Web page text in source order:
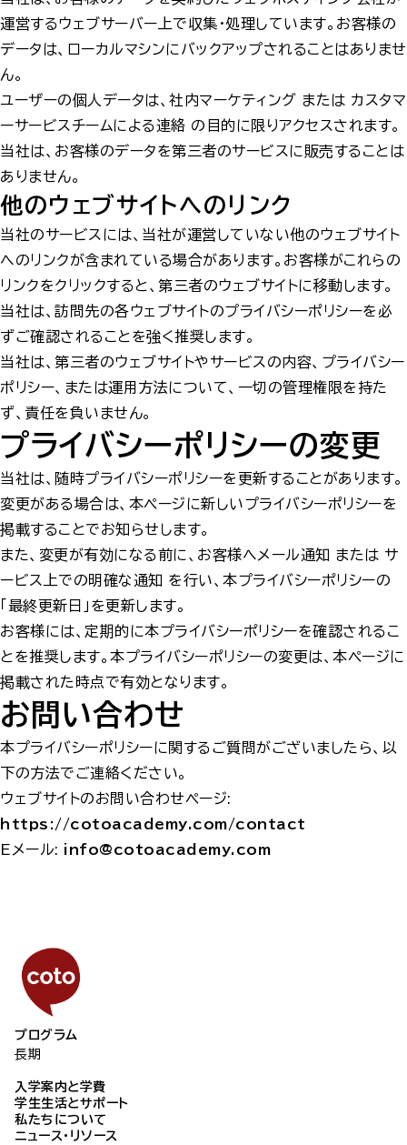
運営するウェブサーバー上で収集・処理しています。お客様の
データは、ローカルマシンにバックアップされることはありませ
ん。
ユーザーの個人データは、社内マーケティング または カスタマ
ーサービスチームによる連絡 の目的に限りアクセスされます。
当社は、お客様のデータを第三者のサービスに販売することは
ありません。
他のウェブサイトへのリンク
当社のサービスには、当社が運営していない他のウェブサイト
へのリンクが含まれている場合があります。お客様がこれらの
リンクをクリックすると、第三者のウェブサイトに移動します。
当社は、訪問先の各ウェブサイトのプライバシーポリシーを必
ずご確認されることを強く推奨します。
当社は、第三者のウェブサイトやサービスの内容、プライバシー
ポリシー、または運用方法について、一切の管理権限を持た
ず、責任を負いません。
プライバシーポリシーの変更
当社は、随時プライバシーポリシーを更新することがあります。
変更がある場合は、本ページに新しいプライバシーポリシーを
掲載することでお知らせします。
また、変更が有効になる前に、お客様へメール通知 または サ
ービス上での明確な通知 を行い、本プライバシーポリシーの
「最終更新日」を更新します。
お客様には、定期的に本プライバシーポリシーを確認されるこ
とを推奨します。本プライバシーポリシーの変更は、本ページに
掲載された時点で有効となります。
お問い合わせ
本プライバシーポリシーに関するご質問がございましたら、以
下の方法でご連絡ください。
ウェブサイトのお問い合わせページ:
https://cotoacademy.com/contact
Eメール: info@cotoacademy.com
コト日本語学院
プログラム
長期
入学案内と学費
学生生活とサポート
私たちについて
ニュース・リソース